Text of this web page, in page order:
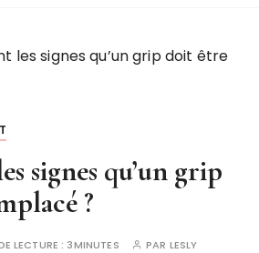
les signes qu’un grip doit être
signes qu’un grip
?
LECTURE : 3MINUTES PAR LESLY